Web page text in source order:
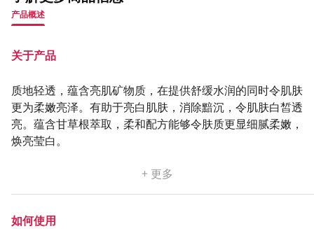
产品概述
关于产品
质地轻透，蕴含亮肌矿物质，在提供舒缓水润的同时令肌肤
更为柔嫩亮泽。有助于亮白肌肤，消除黯沉，令肌肤白皙透
亮。蕴含甘草根萃取，柔和配方能够令肤质更显细腻柔嫩，
焕亮莹白。
+ 更多
如何使用